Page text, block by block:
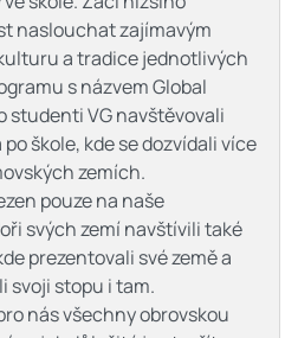
naslouchat zajímavým
a tradice jednotlivých
s názvem Global
studenti VG navštěvovali
škole, kde se dozvídali více
zemích.
pouze na naše
svých zemí navštívili také
prezentovali své země a
svoji stopu i tam.
nás všechny obrovskou